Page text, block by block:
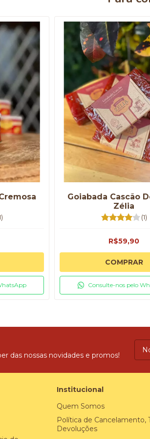
Goiabada Cascão
Zélia
(1)
R$59,90
COMPRAR
Consulte-nos pelo
das nossas novidades e promos!
Institucional
Quem Somos
Política de Cancelamento,
Devoluções